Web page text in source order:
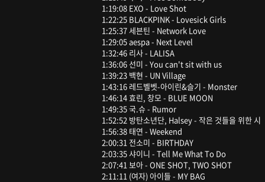
1:19:08 EXO - Love Shot
1:22:25 BLACKPINK - Lovesick Girls
1:25:37 세븐틴 - Network Love
1:29:05 aespa - Next Level
1:32:46 리사 - LALISA
1:36:06 선미 - You can't sit with us
1:39:23 백현 - UN Village
1:43:16 레드벨벳-아이린&슬기 - Monster
1:46:14 효린, 창모 - BLUE MOON
1:49:35 국.슈 - Rumor
1:52:52 방탄소년단, Halsey - 작은 것들을 위한 시
1:56:38 태연 - Weekend
2:00:31 전소미 - BIRTHDAY
2:03:35 샤이니 - Tell Me What To Do
2:07:41 보아 - ONE SHOT, TWO SHOT
2:11:11 (여자) 아이들 - MY BAG